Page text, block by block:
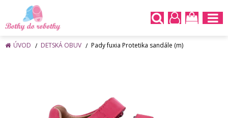
ÚVOD DETSKÁ OBUV Pady fuxia Protetika sandále (m)